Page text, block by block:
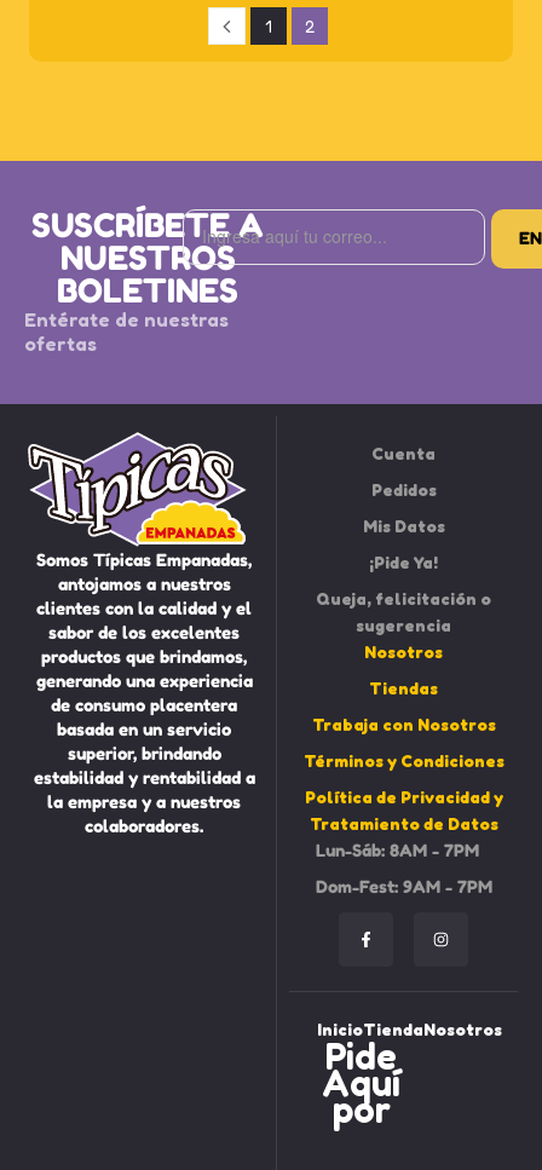
1 2
SUSCRÍBETE A
NUESTROS
BOLETINES
Entérate de nuestras
ofertas
Somos Típicas Empanadas,
antojamos a nuestros
clientes con la calidad y el
sabor de los excelentes
productos que brindamos,
generando una experiencia
de consumo placentera
basada en un servicio
superior, brindando
estabilidad y rentabilidad a
la empresa y a nuestros
colaboradores.
Cuenta
Pedidos
Mis Datos
¡Pide Ya!
Queja, felicitación o
sugerencia
Nosotros
Tiendas
Trabaja con Nosotros
Términos y Condiciones
Política de Privacidad y
Tratamiento de Datos
Lun-Sáb: 8AM - 7PM
Dom-Fest: 9AM - 7PM
InicioTiendaNosotros
Pide
Aquí
por